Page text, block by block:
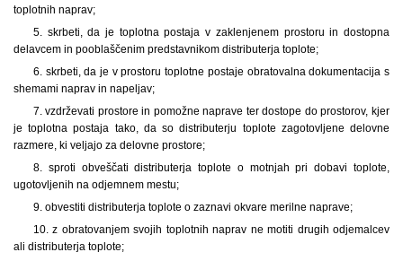
toplotnih naprav;
5. skrbeti, da je toplotna postaja v zaklenjenem prostoru in dostopna
delavcem in pooblaščenim predstavnikom distributerja toplote;
6. skrbeti, da je v prostoru toplotne postaje obratovalna dokumentacija s
shemami naprav in napeljav;
7. vzdrževati prostore in pomožne naprave ter dostope do prostorov, kjer
je toplotna postaja tako, da so distributerju toplote zagotovljene delovne
razmere, ki veljajo za delovne prostore;
8. sproti obveščati distributerja toplote o motnjah pri dobavi toplote,
ugotovljenih na odjemnem mestu;
9. obvestiti distributerja toplote o zaznavi okvare merilne naprave;
10. z obratovanjem svojih toplotnih naprav ne motiti drugih odjemalcev
ali distributerja toplote;